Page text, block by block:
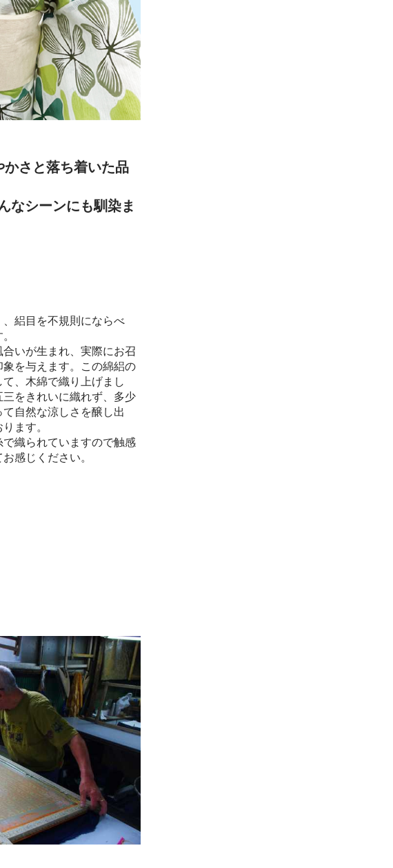
さと落ち着いた品
なシーンにも馴染ま
絽目を不規則にならべ
いが生まれ、実際にお召
を与えます。この綿絽の
、木綿で織り上げまし
をきれいに織れず、多少
自然な涼しさを醸し出
ます。
織られていますので触感
感じください。